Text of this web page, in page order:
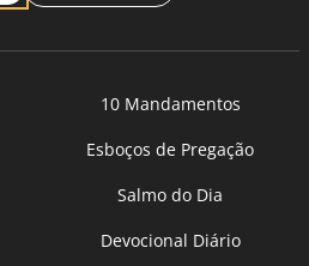
10 Mandamentos
Esboços de Pregação
Salmo do Dia
Devocional Diário